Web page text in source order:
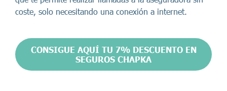
coste, solo necesitando una conexión a internet.
CONSIGUE AQUÍ TU 7% DESCUENTO EN
SEGUROS CHAPKA